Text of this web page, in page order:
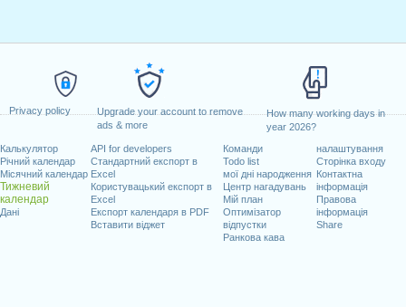
Privacy policy
Upgrade your account to remove
ads & more
How many working days in
year 2026?
Калькулятор
Річний календар
Місячний календар
Тижневий
календар
Дані
API for developers
Стандартний експорт в
Excel
Користувацький експорт в
Excel
Експорт календаря в PDF
Вставити віджет
Команди
Todo list
мої дні народження
Центр нагадувань
Мій план
Оптимізатор
відпустки
Ранкова кава
налаштування
Сторінка входу
Контактна
інформація
Правова
інформація
Share